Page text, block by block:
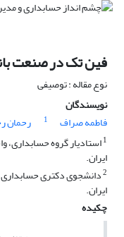
فین تک در صنعت
نوع مقاله : توصیفی
نویسندگان
فاطمه صراف
1 رحمان
1استادیار گروه حسابداری،
ایران.
2دانشجوی دکتری حسابداری،
ایران.
چکیده